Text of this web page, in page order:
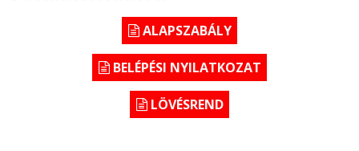
ALAPSZABÁLY
BELÉPÉSI NYILATKOZAT
LÖVÉSREND